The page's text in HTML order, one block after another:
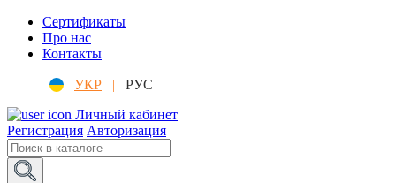
Сертификаты
Про нас
Контакты
УКР |
РУС
Личный кабинет
Регистрация Авторизация